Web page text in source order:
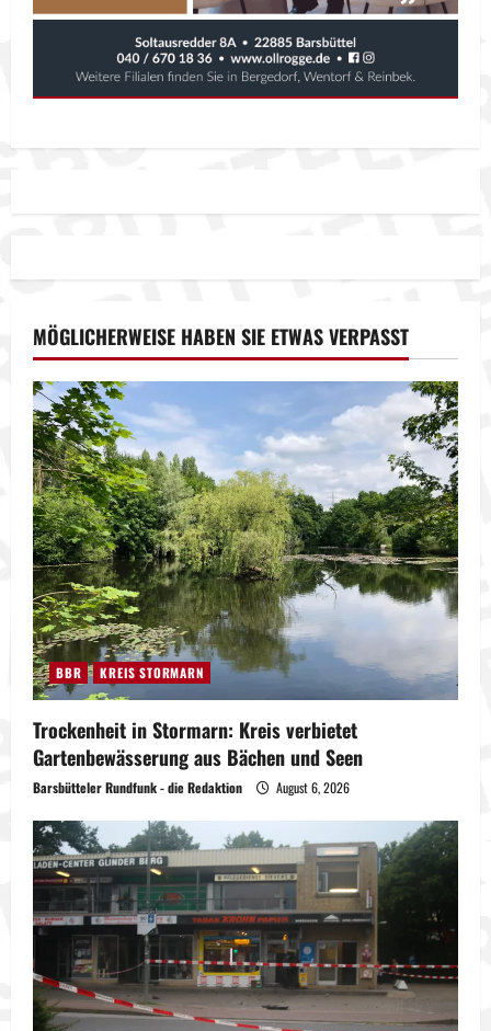
MÖGLICHERWEISE HABEN SIE ETWAS VERPASST
BBR KREIS STORMARN
Trockenheit in Stormarn: Kreis verbietet
Gartenbewässerung aus Bächen und Seen
Barsbütteler Rundfunk - die Redaktion August 6, 2026